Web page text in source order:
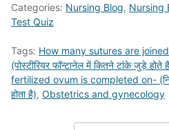
Categories: Nursing Blog, Nursing
Test Quiz
Tags: How many sutures are
(पोस्टीरियर फॉन्टानेल में कितने टांके जुड़े होते
fertilized ovum is completed on-
होता है), Obstetrics and gynecology